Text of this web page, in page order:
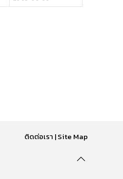
ติดต่อเรา |Site Map